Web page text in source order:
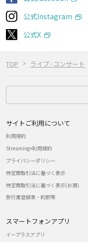
TOP ライブ･コンサート
公式Instagram
公式X
サイトご利用について
利用規約
Streaming+利用規約
プライバシーポリシー
特定商取引法に基づく表示
特定商取引法に基づく表示(お酒)
旅行業登録表・約款等
スマートフォンアプリ
イープラスアプリ